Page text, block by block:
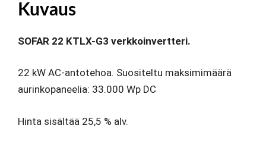
Kuvaus
SOFAR 22 KTLX-G3 verkkoinvertteri.
22 kW AC-antotehoa. Suositeltu maksimimäärä
aurinkopaneelia: 33.000 Wp DC
Hinta sisältää 25,5 % alv.